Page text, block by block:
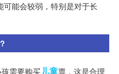
能会较弱，特别是对于长
需要购买儿童票，这是合理